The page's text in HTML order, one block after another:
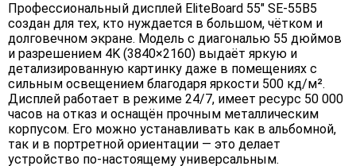
Профессиональный дисплей EliteBoard 55" SE-55B5
создан для тех, кто нуждается в большом, чётком и
долговечном экране. Модель с диагональю 55 дюймов
и разрешением 4K (3840×2160) выдаёт яркую и
детализированную картинку даже в помещениях с
сильным освещением благодаря яркости 500 кд/м².
Дисплей работает в режиме 24/7, имеет ресурс 50 000
часов на отказ и оснащён прочным металлическим
корпусом. Его можно устанавливать как в альбомной,
так и в портретной ориентации — это делает
устройство по-настоящему универсальным.